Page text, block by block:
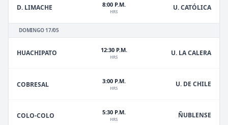
D. LIMACHE 8:00 P.M.
HRS U. CATÓLICA
DOMINGO 17/05
HUACHIPATO 12:30 P.M.
HRS U. LA CALERA
COBRESAL 3:00 P.M.
HRS U. DE CHILE
COLO-COLO 5:30 P.M.
HRS ÑUBLENSE